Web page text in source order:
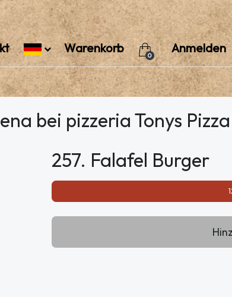
Warenkorb
0
Anmelden
bei pizzeria Tonys
257. Falafel Burger